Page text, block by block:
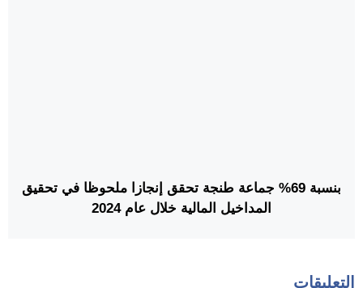
بنسبة 69% جماعة طنجة تحقق إنجازا ملحوظا في تحقيق
المداخيل المالية خلال عام 2024
التعليقات